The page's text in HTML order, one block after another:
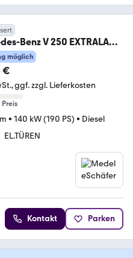
Benz V 250 EXTRALANG
EL.TÜREN
möglich
€
ggf. zzgl. Lieferkosten
Preis
• 140 kW (190 PS) • Diesel
EL.TÜREN
Kontakt Parken